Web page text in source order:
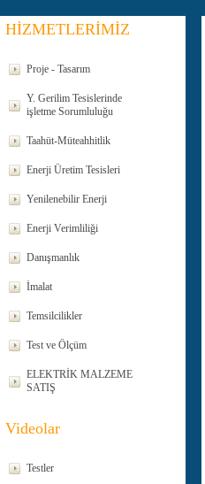
HİZMETLERİMİZ
Proje - Tasarım
Y. Gerilim Tesislerinde
işletme Sorumluluğu
Taahüt-Müteahhitlik
Enerji Üretim Tesisleri
Yenilenebilir Enerji
Enerji Verimliliği
Danışmanlık
İmalat
Temsilcilikler
Test ve Ölçüm
ELEKTRİK MALZEME
SATIŞ
Videolar
Testler